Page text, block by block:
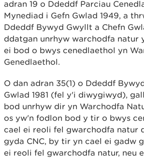
adran 19 o Ddeddf Parciau
Mynediad i Gefn Gwlad 1949, a
Ddeddf Bywyd Gwyllt a Chefn
ddatgan unrhyw warchodfa natur
ei bod o bwys cenedlaethol yn
Genedlaethol.
O dan adran 35(1) o Ddeddf
Gwlad 1981 (fel y'i diwygiwyd),
bod unrhyw dir yn Warchodfa
os yw'n fodlon bod y tir o bwys
cael ei reoli fel gwarchodfa natur
gyda CNC, by tir yn cael ei gadw
ei reoli fel gwarchodfa natur, neu